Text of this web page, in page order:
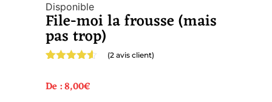
Disponible
File-moi la frousse (mais
pas trop)
basé sur
(2 avis client)
De :8,00€